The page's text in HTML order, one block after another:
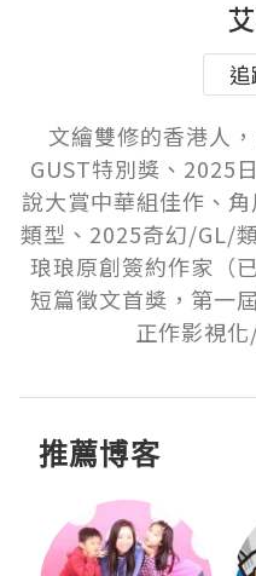
文繪雙修的香港人
GUST特別獎、2025
說大賞中華組佳作、
類型、2025奇幻/GL/
琅琅原創簽約作家（
短篇徵文首獎，第一
正作影視
推薦博客